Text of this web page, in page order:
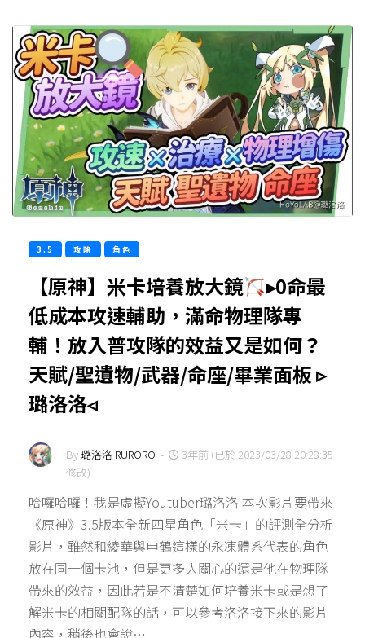
3.5 攻略 角色
【原神】米卡培養放大鏡
▸0命最
低成本攻速輔助，滿命物理隊專
輔！放入普攻隊的效益又是如何？
天賦/聖遺物/武器/命座/畢業面板 ▹
璐洛洛◃
By璐洛洛 RURORO -
3年前 (已於 2023/03/28 20:28:35
修改)
哈囉哈囉！我是虛擬Youtuber璐洛洛 本次影片要帶來
《原神》3.5版本全新四星角色「米卡」的評測全分析
影片，雖然和綾華與申鶴這樣的永凍體系代表的角色
放在同一個卡池，但是更多人關心的還是他在物理隊
帶來的效益，因此若是不清楚如何培養米卡或是想了
解米卡的相關配隊的話，可以參考洛洛接下來的影片
內容，稍後也會說…